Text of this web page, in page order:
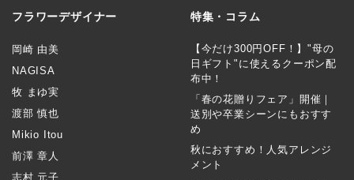
フラワーデザイナー
岡崎 由美
NAGISA
牧 まゆ実
渡部 慎也
Mikio Itou
前澤 章人
志村 元子
特集・コラム
【今だけ300円OFF！】"母の
日ギフト"に使えるクーポン配
布中！
「春の花贈りフェア」開催｜
送別や卒業シーンにもおすす
め
秋におすすめ！人気アレンジ
メント